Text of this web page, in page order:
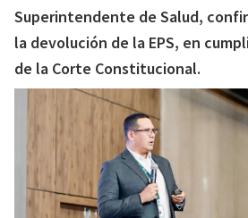
Superintendente de Salud,
la devolución de la EPS, en
de la Corte Constitucional.